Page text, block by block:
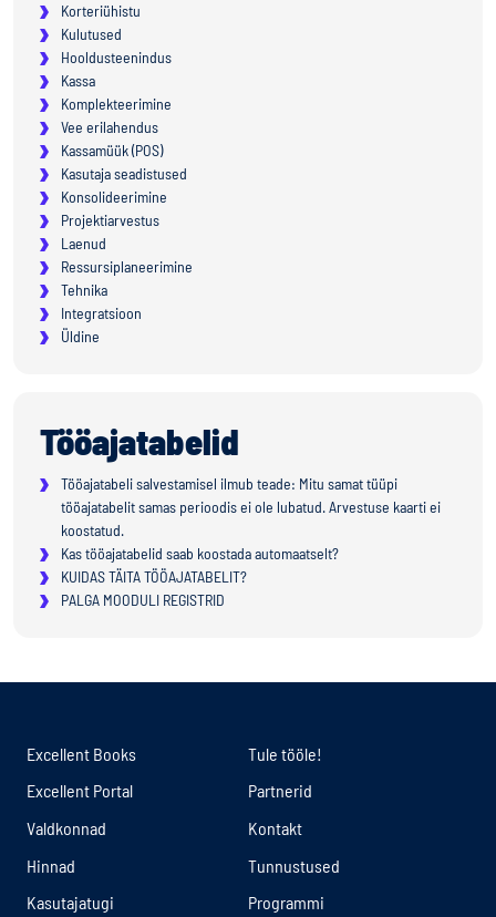
Korteriühistu
Kulutused
Hooldusteenindus
Kassa
Komplekteerimine
Vee erilahendus
Kassamüük (POS)
Kasutaja seadistused
Konsolideerimine
Projektiarvestus
Laenud
Ressursiplaneerimine
Tehnika
Integratsioon
Üldine
Tööajatabelid
Tööajatabeli salvestamisel ilmub teade: Mitu samat tüüpi
tööajatabelit samas perioodis ei ole lubatud. Arvestuse kaarti ei
koostatud.
Kas tööajatabelid saab koostada automaatselt?
KUIDAS TÄITA TÖÖAJATABELIT?
PALGA MOODULI REGISTRID
Excellent Books
Excellent Portal
Valdkonnad
Hinnad
Kasutajatugi
Tule tööle!
Partnerid
Kontakt
Tunnustused
Programmi